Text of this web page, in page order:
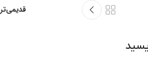
قدیمی‌تر